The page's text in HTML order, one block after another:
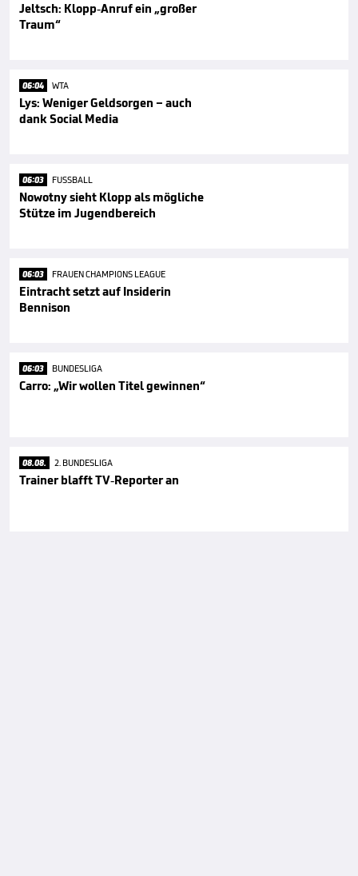
Jeltsch: Klopp-Anruf ein „großer
Traum“
06:04 WTA
Lys: Weniger Geldsorgen – auch
dank Social Media
06:03 FUSSBALL
Nowotny sieht Klopp als mögliche
Stütze im Jugendbereich
06:03 FRAUEN CHAMPIONS LEAGUE
Eintracht setzt auf Insiderin
Bennison
06:03 BUNDESLIGA
Carro: „Wir wollen Titel gewinnen“
08.08. 2. BUNDESLIGA
Trainer blafft TV-Reporter an